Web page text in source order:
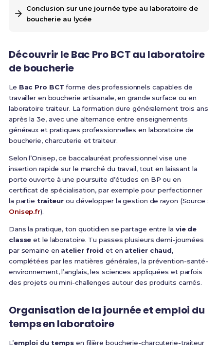
Conclusion sur une journée type au laboratoire de
boucherie au lycée
Découvrir le Bac Pro BCT au laboratoire
de boucherie
Le Bac Pro BCT forme des professionnels capables de
travailler en boucherie artisanale, en grande surface ou en
laboratoire traiteur. La formation dure généralement trois ans
après la 3e, avec une alternance entre enseignements
généraux et pratiques professionnelles en laboratoire de
boucherie, charcuterie et traiteur.
Selon l’Onisep, ce baccalauréat professionnel vise une
insertion rapide sur le marché du travail, tout en laissant la
porte ouverte à une poursuite d’études en BP ou en
certificat de spécialisation, par exemple pour perfectionner
la partie traiteur ou développer la gestion de rayon (Source :
Onisep.fr).
Dans la pratique, ton quotidien se partage entre la vie de
classe et le laboratoire. Tu passes plusieurs demi-journées
par semaine en atelier froid et en atelier chaud,
complétées par les matières générales, la prévention-santé-
environnement, l’anglais, les sciences appliquées et parfois
des projets ou mini-challenges autour des produits carnés.
Organisation de la journée et emploi du
temps en laboratoire
L’emploi du temps en filière boucherie-charcuterie-traiteur